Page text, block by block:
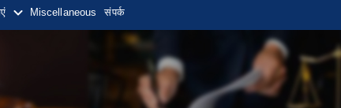
Miscellaneous संपर्क